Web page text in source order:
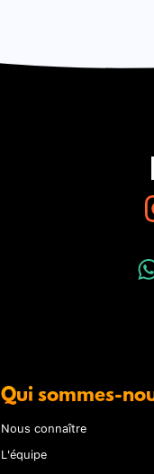
Qui sommes-
Nous connaître
L'équipe